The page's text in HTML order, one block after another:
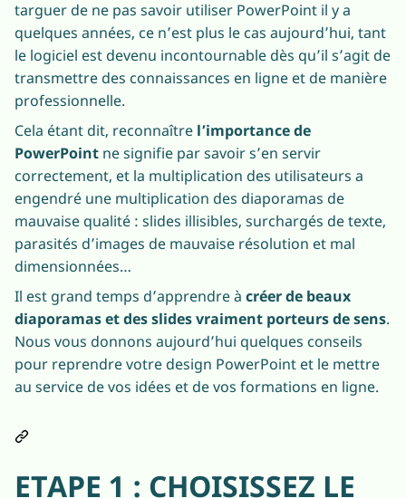
targuer de ne pas savoir utiliser PowerPoint il y a
quelques années, ce n’est plus le cas aujourd’hui, tant
le logiciel est devenu incontournable dès qu’il s’agit de
transmettre des connaissances en ligne et de manière
professionnelle.
Cela étant dit, reconnaître l’importance de
PowerPoint ne signifie par savoir s’en servir
correctement, et la multiplication des utilisateurs a
engendré une multiplication des diaporamas de
mauvaise qualité : slides illisibles, surchargés de texte,
parasités d’images de mauvaise résolution et mal
dimensionnées…
Il est grand temps d’apprendre à créer de beaux
diaporamas et des slides vraiment porteurs de sens.
Nous vous donnons aujourd’hui quelques conseils
pour reprendre votre design PowerPoint et le mettre
au service de vos idées et de vos formations en ligne.
ETAPE 1 : CHOISISSEZ LE